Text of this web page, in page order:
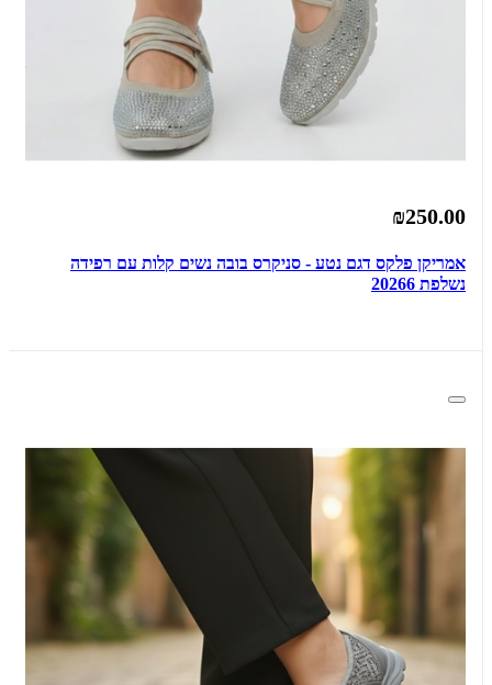
₪250.00
אמריקן פלקס דגם נטע - סניקרס בובה נשים קלות עם רפידה
נשלפת 20266